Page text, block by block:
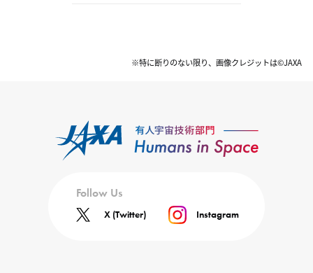
※特に断りのない限り、画像クレジットは©JAXA
Follow Us
X (Twitter) Instagram